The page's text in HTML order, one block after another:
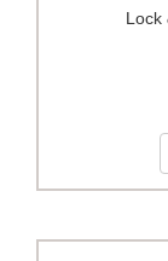
Lock